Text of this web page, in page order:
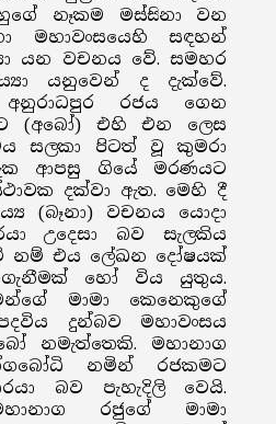
නෑකම මස්සිනා වන
මහාවංසයෙහි සඳහන්
යන වචනය වේ. සමහර
යනුවෙන් ද දැක්වේ.
රජය ගෙන
(අබෝ) එහි එන ලෙස
සලකා පිටත් වූ කුමරා
ආපසු ගියේ මරණයට
දක්වා ඇත. මෙහි දී
(බෑනා) වචනය යොදා
උදෙසා බව සැලකිය
නම් එය ලේඛන දෝෂයක්
හෝ විය යුතුය.
මාමා කෙනෙකුගේ
දුන්බව මහාවංසය
නමැත්තෙකි. මහානාග
නමින් රජකමට
බව පැහැදිලි වෙයි.
රජුගේ මාමා